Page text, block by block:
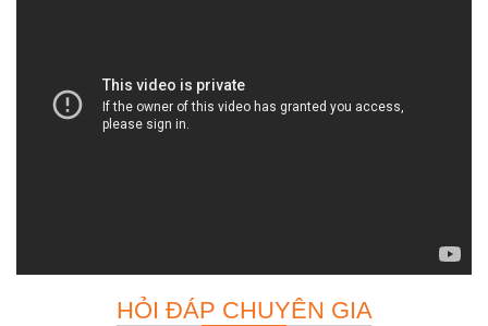
HỎI ĐÁP CHUYÊN GIA